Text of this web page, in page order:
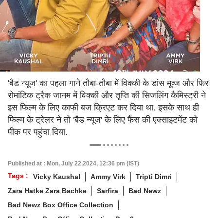
'बैड न्यूज' का पहला गाने तौबा-तौबा में विक्की के डांस मूव्ज और फिर
रोमांटिक ट्रैक जानम में विक्की और तृप्ति की सिजलिंग कैमिस्ट्री ने
इस फिल्म के लिए काफी बज क्रिएट कर दिया था. इसके साथ ही
फिल्म के ट्रेलर ने तो 'बैड न्यूज' के लिए फैंस की एक्साइटमेंट को
पीक पर पहुंचा दिया.
Published at : Mon, July 22,2024, 12:36 pm (IST)
Tags : Vicky Kaushal Ammy Virk
Tripti Dimri
Zara Hatke Zara Bachke
Sarfira
Bad Newz
Bad Newz Box Office Collection